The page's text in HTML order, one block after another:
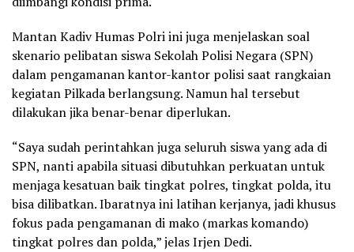
Mantan Kadiv Humas Polri ini juga menjelaskan soal
skenario pelibatan siswa Sekolah Polisi Negara (SPN)
dalam pengamanan kantor-kantor polisi saat rangkaian
kegiatan Pilkada berlangsung. Namun hal tersebut
dilakukan jika benar-benar diperlukan.
“Saya sudah perintahkan juga seluruh siswa yang ada di
SPN, nanti apabila situasi dibutuhkan perkuatan untuk
menjaga kesatuan baik tingkat polres, tingkat polda, itu
bisa dilibatkan. Ibaratnya ini latihan kerjanya, jadi khusus
fokus pada pengamanan di mako (markas komando)
tingkat polres dan polda,” jelas Irjen Dedi.